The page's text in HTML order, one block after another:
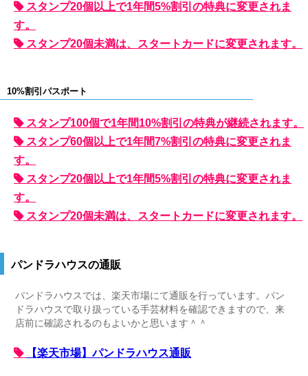
スタンプ20個以上で1年間5%割引の特典に変更されま
す。
スタンプ20個未満は、スタートカードに変更されます。
10%割引パスポート
スタンプ100個で1年間10%割引の特典が継続されます。
スタンプ60個以上で1年間7%割引の特典に変更されま
す。
スタンプ20個以上で1年間5%割引の特典に変更されま
す。
スタンプ20個未満は、スタートカードに変更されます。
パンドラハウスの通販
パンドラハウスでは、楽天市場にて通販を行っています。パン
ドラハウスで取り扱っている手芸材料を確認できますので、来
店前に確認されるのもよいかと思います＾＾
【楽天市場】パンドラハウス通販